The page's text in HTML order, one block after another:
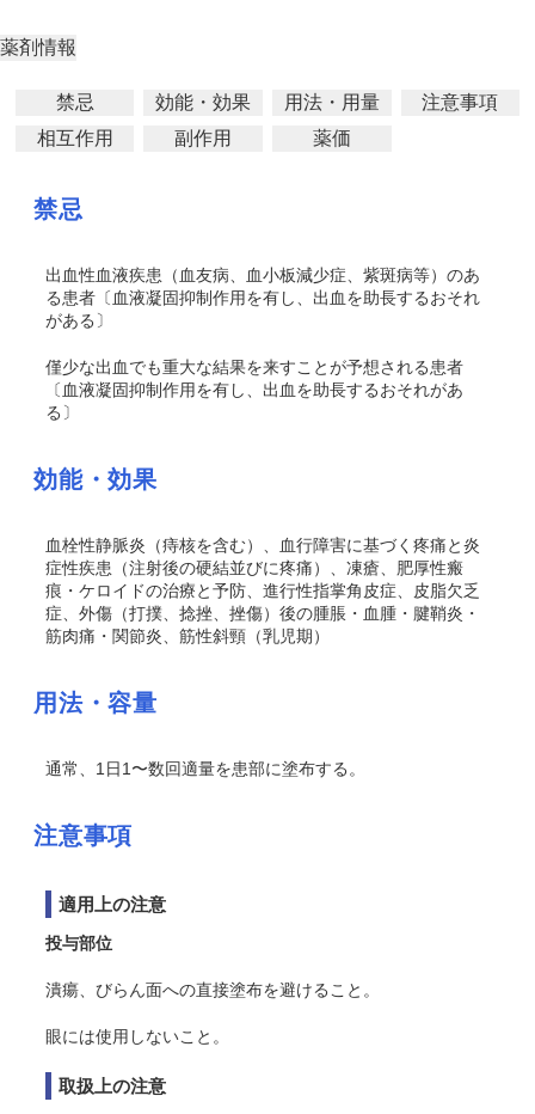
薬剤情報
禁忌 効能・効果 用法・用量
注意事項
相互作用
副作用 薬価
禁忌
出血性血液疾患（血友病、血小板減少症、紫斑病等）のあ
る患者〔血液凝固抑制作用を有し、出血を助長するおそれ
がある〕
僅少な出血でも重大な結果を来すことが予想される患者
〔血液凝固抑制作用を有し、出血を助長するおそれがあ
る〕
効能・効果
血栓性静脈炎（痔核を含む）、血行障害に基づく疼痛と炎
症性疾患（注射後の硬結並びに疼痛）、凍瘡、肥厚性瘢
痕・ケロイドの治療と予防、進行性指掌角皮症、皮脂欠乏
症、外傷（打撲、捻挫、挫傷）後の腫脹・血腫・腱鞘炎・
筋肉痛・関節炎、筋性斜頸（乳児期）
用法・容量
通常、1日1〜数回適量を患部に塗布する。
注意事項
適用上の注意
投与部位
潰瘍、びらん面への直接塗布を避けること。
眼には使用しないこと。
取扱上の注意